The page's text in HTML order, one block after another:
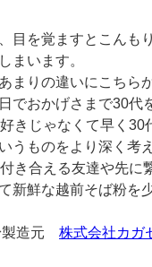
目を覚ますとこんも
まいます。
まりの違いにこちら
でおかげさまで30代
きじゃなくて早く
うものをより深く考
き合える友達や先
新鮮な越前そば粉
製造元 株式会社カガ